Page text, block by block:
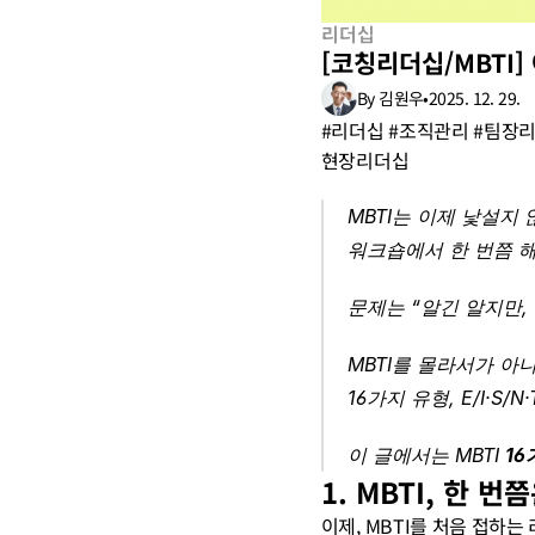
리더십
[코칭리더십/MBTI]
By 김원우•2025. 12. 29.
#리더십 #조직관리 #팀장
현장리더십
MBTI는 이제 낯설지
워크숍에서 한 번쯤
문제는 “알긴 알지만,
MBTI를 몰라서가 아
16가지 유형, E/I·S/
이 글에서는 MBTI 16
1. MBTI, 한 번
이제, MBTI를 처음 접하는